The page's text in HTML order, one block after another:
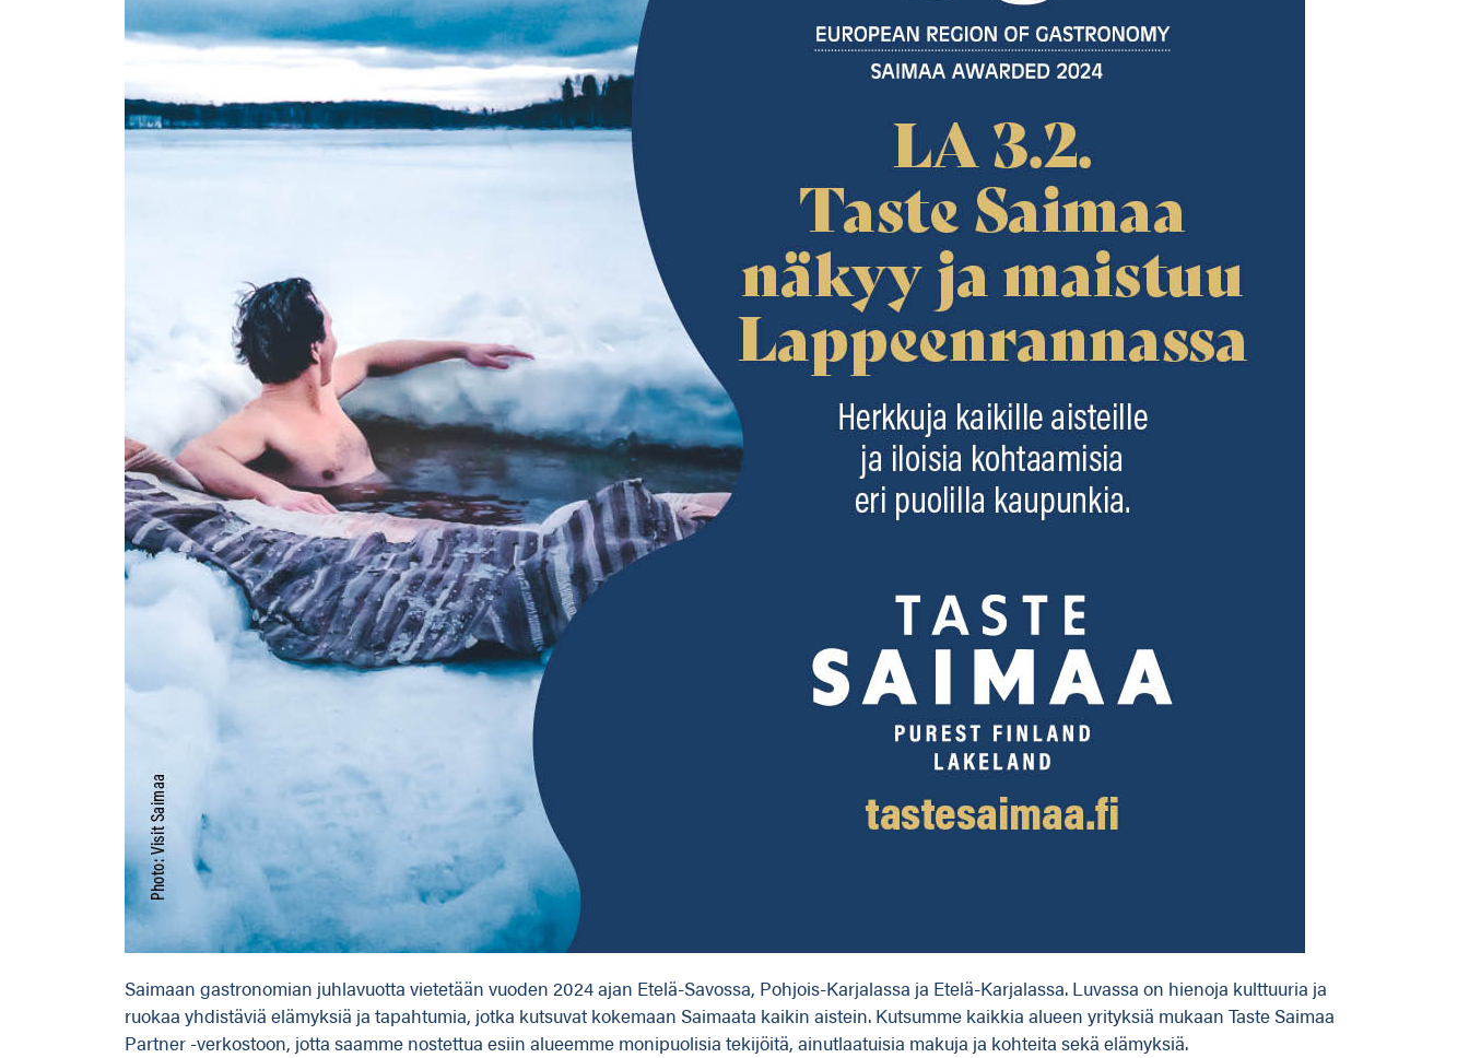
Saimaan gastronomian juhlavuotta vietetään vuoden 2024 ajan Etelä-Savossa, Pohjois-Karjalassa ja Etelä-Karjalassa. Luvassa on hienoja kulttuuria ja
ruokaa yhdistäviä elämyksiä ja tapahtumia, jotka kutsuvat kokemaan Saimaata kaikin aistein. Kutsumme kaikkia alueen yrityksiä mukaan Taste Saimaa
Partner -verkostoon, jotta saamme nostettua esiin alueemme monipuolisia tekijöitä, ainutlaatuisia makuja ja kohteita sekä elämyksiä.